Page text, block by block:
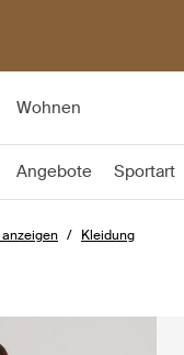
Wohnen
Angebote Sportart
Kleidung